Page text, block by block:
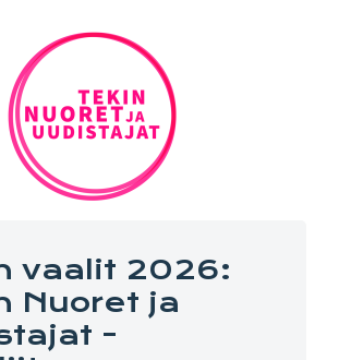
vaalit 2026:
Nuoret ja
-